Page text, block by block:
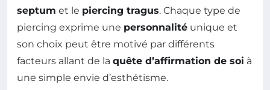
septum et le piercing tragus. Chaque type de
piercing exprime une personnalité unique et
son choix peut être motivé par différents
facteurs allant de la quête d’affirmation de soi à
une simple envie d’esthétisme.